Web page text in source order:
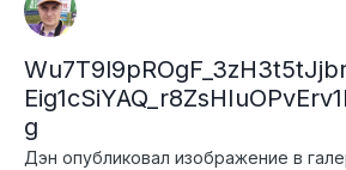
g
Дэн опубликовал изображение в